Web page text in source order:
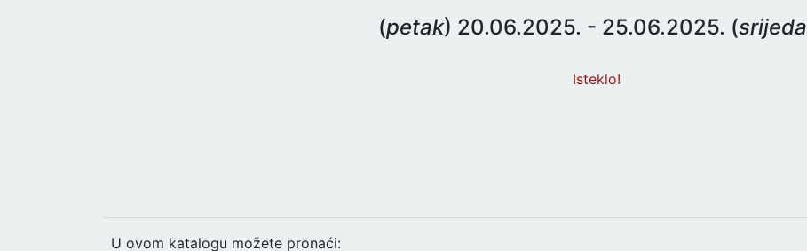
(petak) 20.06.2025. - 25.06.2025. (srijeda
Isteklo!
U ovom katalogu možete pronaći: